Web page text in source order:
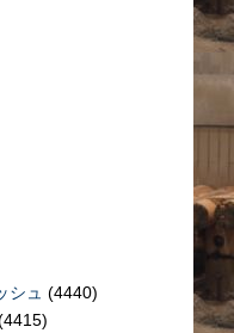
シュ (4440)